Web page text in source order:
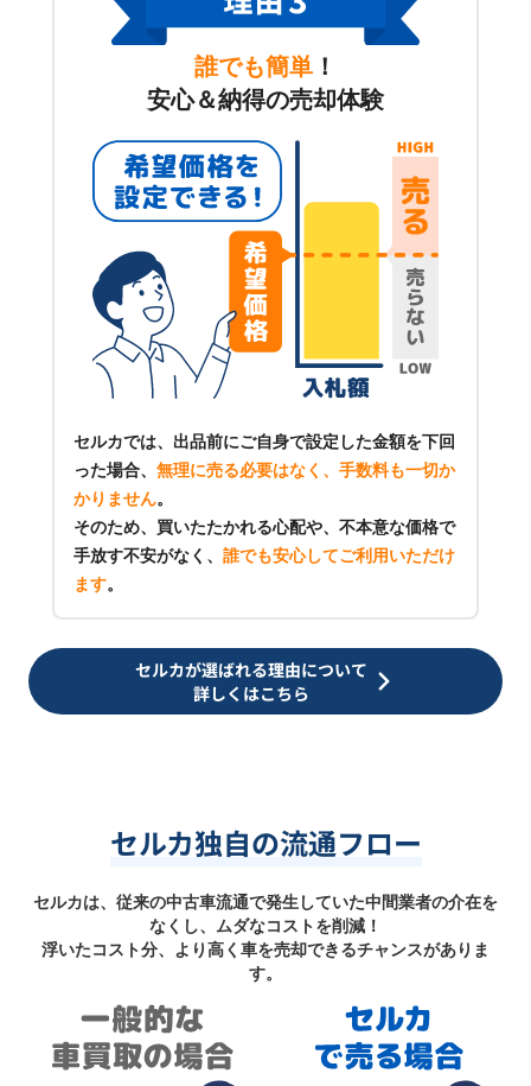
誰でも簡単 ！
安心＆納得の売却体験
セルカでは、出品前にご自身で設定した金額を下回
った場合、 無理に売る必要はなく、手数料も一切か
かりません。
そのため、買いたたかれる心配や、不本意な価格で
手放す不安がなく、 誰でも安心してご利用いただけ
ます。
セルカが選ばれる理由について
詳しくはこちら
セルカ独自の流通フロー
セルカは、従来の中古車流通で発生していた中間業者の介在を
なくし、ムダなコストを削減！
浮いたコスト分、より高く車を売却できるチャンスがありま
す。